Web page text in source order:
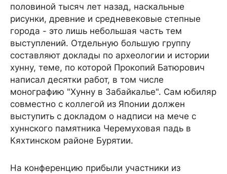
половиной тысяч лет назад, наскальные
рисунки, древние и средневековые степные
города - это лишь небольшая часть тем
выступлений. Отдельную большую группу
составляют доклады по археологии и истории
хунну, теме, по которой Прокопий Батюрович
написал десятки работ, в том числе
монографию "Хунну в Забайкалье". Сам юбиляр
совместно с коллегой из Японии должен
выступить с докладом о надписи на мече с
хуннского памятника Черемуховая падь в
Кяхтинском районе Бурятии.
На конференцию прибыли участники из